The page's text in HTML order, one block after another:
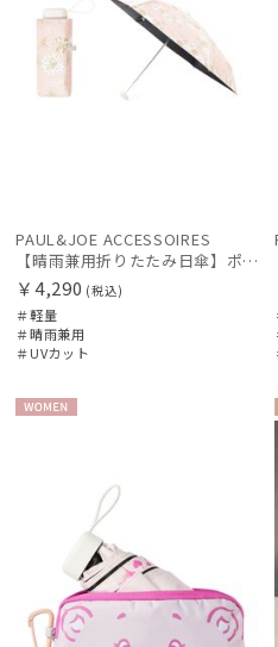
PAUL&JOE ACCESSOIRES
【晴雨兼用折りたたみ日傘】ポール & ジョー (PAUL & JOE ACCESSOIRES) クリザンテーム コンパクトミニ 一級遮光99.99% 遮熱 簡単開閉 UV 晴雨兼用
￥4,290 (税込)
＃軽量
＃晴雨兼用
＃UVカット